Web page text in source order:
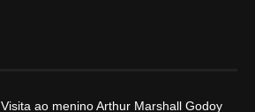
Visita ao menino Arthur Marshall Godoy